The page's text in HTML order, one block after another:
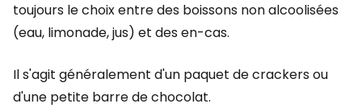
toujours le choix entre des boissons non alcoolisées
(eau, limonade, jus) et des en-cas.
Il s'agit généralement d'un paquet de crackers ou
d'une petite barre de chocolat.